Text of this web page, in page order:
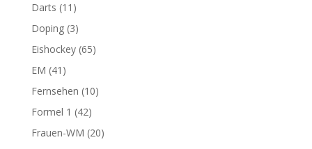
Darts (11)
Doping(3)
Eishockey(65)
EM (41)
Fernsehen (10)
Formel 1 (42)
Frauen-WM (20)